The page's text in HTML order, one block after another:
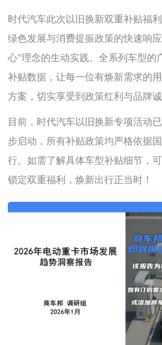
时代汽车此次以旧换新双重补贴福
绿色发展与消费提振政策的快速响
心”理念的生动实践。全系列车型的
补贴数据，让每一位有焕新需求的
方案，切实享受到政策红利与品牌诚
目前，时代汽车以旧换新专项活动
步启动，所有补贴政策均严格依据
行。如需了解具体车型补贴细节，
锁定双重福利，焕新出行正当时！